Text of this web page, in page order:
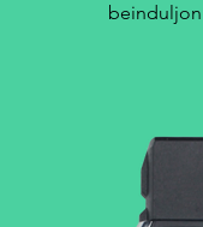
beinduljon